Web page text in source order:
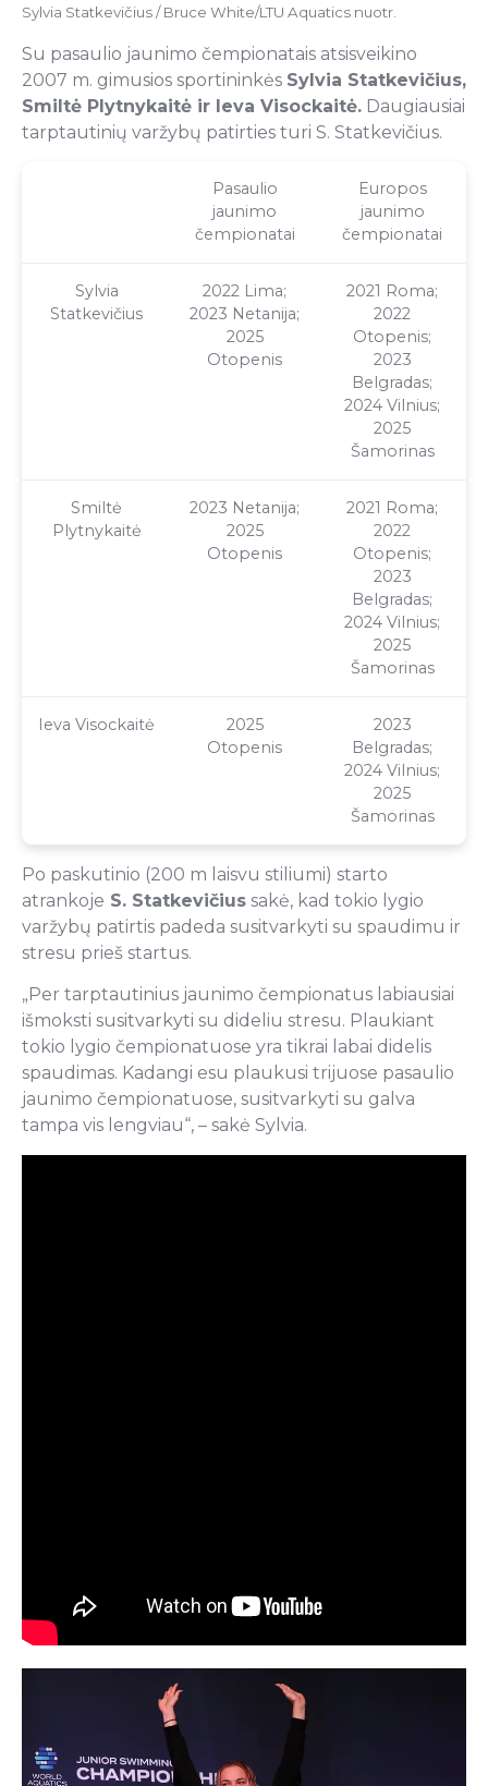
Sylvia Statkevičius / Bruce White/LTU Aquatics nuotr.
Su pasaulio jaunimo čempionatais atsisveikino
2007 m. gimusios sportininkės Sylvia Statkevičius,
Smiltė Plytnykaitė ir Ieva Visockaitė. Daugiausiai
tarptautinių varžybų patirties turi S. Statkevičius.
Pasaulio
jaunimo
čempionatai
Europos
jaunimo
čempionatai
Sylvia
Statkevičius
2022 Lima;
2023 Netanija;
2025
Otopenis
2021 Roma;
2022
Otopenis;
2023
Belgradas;
2024 Vilnius;
2025
Šamorinas
Smiltė
Plytnykaitė
2023 Netanija;
2025
Otopenis
2021 Roma;
2022
Otopenis;
2023
Belgradas;
2024 Vilnius;
2025
Šamorinas
Ieva Visockaitė
2025
Otopenis
2023
Belgradas;
2024 Vilnius;
2025
Šamorinas
Po paskutinio (200 m laisvu stiliumi) starto
atrankoje S. Statkevičius sakė, kad tokio lygio
varžybų patirtis padeda susitvarkyti su spaudimu ir
stresu prieš startus.
„Per tarptautinius jaunimo čempionatus labiausiai
išmoksti susitvarkyti su dideliu stresu. Plaukiant
tokio lygio čempionatuose yra tikrai labai didelis
spaudimas. Kadangi esu plaukusi trijuose pasaulio
jaunimo čempionatuose, susitvarkyti su galva
tampa vis lengviau“, – sakė Sylvia.